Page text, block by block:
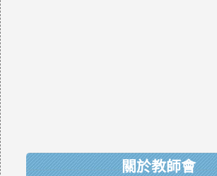
關於教師會